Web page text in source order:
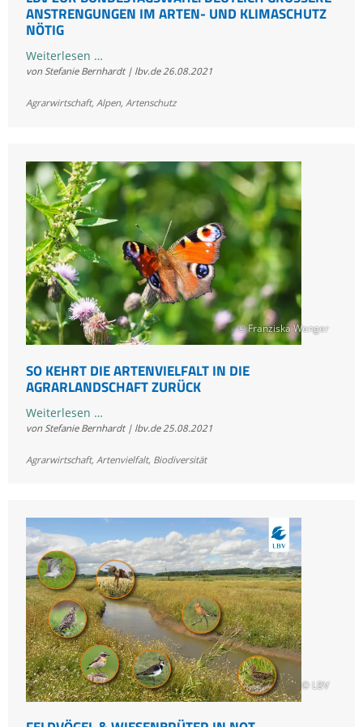
NSTRENGUNGEN IM ARTEN- UND KLIMASCHUTZ N
ÖTIG
Weiterlesen …LBV
zur
deutlich
im
Arten-
und
Klimaschutz
nötig
von Stefanie Bernhardt | lbv.de26.08.2021
Agrarwirtschaft, Alpen, Artenschutz
© Franziska Wenger
SO KEHRT DIE ARTENVIELFALT IN DIE
AGRARLANDSCHAFT ZURÜCK
Weiterlesen …
kehrt
Artenvielfalt
Agrarlandschaft
zurück
von Stefanie Bernhardt | lbv.de 25.08.2021
Agrarwirtschaft, Artenvielfalt, Biodiversität
© LBV